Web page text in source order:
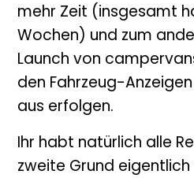
mehr Zeit (insgesamt
Wochen) und zum
Launch von
den Fahrzeug-
aus erfolgen.
Ihr habt natürlich alle
zweite Grund